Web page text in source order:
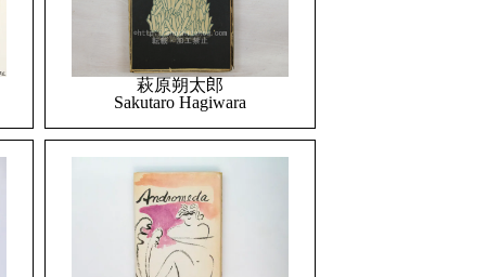
萩原朔太郎
Sakutaro Hagiwara